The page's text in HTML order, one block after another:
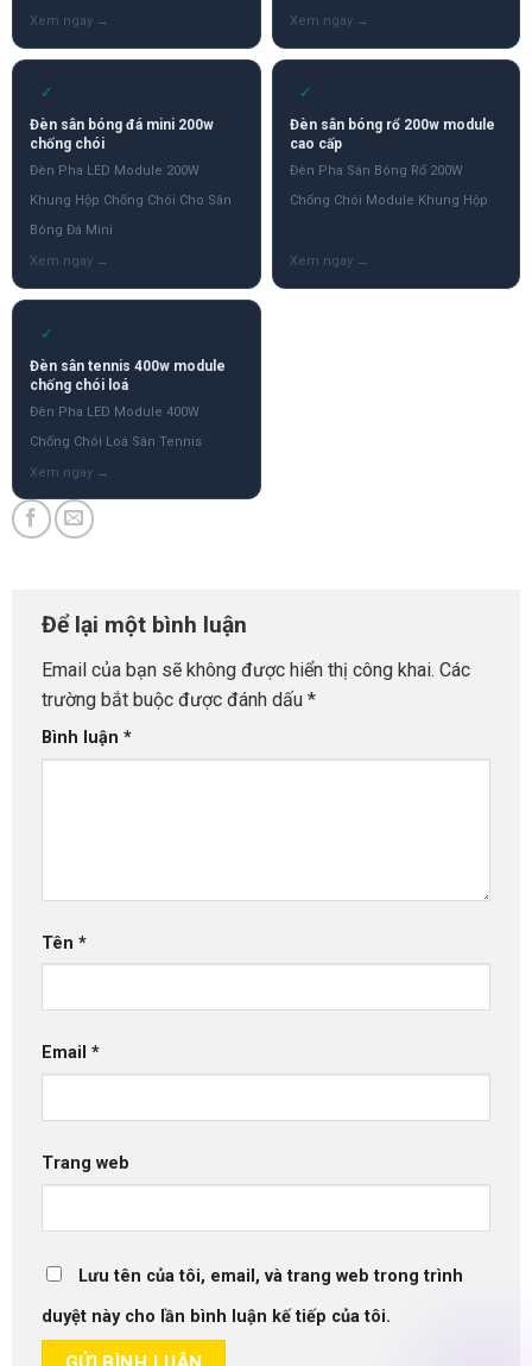
✓
Đèn sân bóng đá mini 200w
chống chói
Đèn Pha LED Module 200W
Khung Hộp Chống Chói Cho Sân
Bóng Đá Mini
✓
Đèn sân bóng rổ 200w module
cao cấp
Đèn Pha Sân Bóng Rổ 200W
Chống Chói Module Khung Hộp
✓
Đèn sân tennis 400w module
chống chói loá
Đèn Pha LED Module 400W
Chống Chói Loá Sân Tennis
Để lại một bình luận
Email của bạn sẽ không được hiển thị công khai. Các
trường bắt buộc được đánh dấu *
Bình luận *
Tên *
Email *
Trang web
Lưu tên của tôi, email, và trang web trong trình
duyệt này cho lần bình luận kế tiếp của tôi.